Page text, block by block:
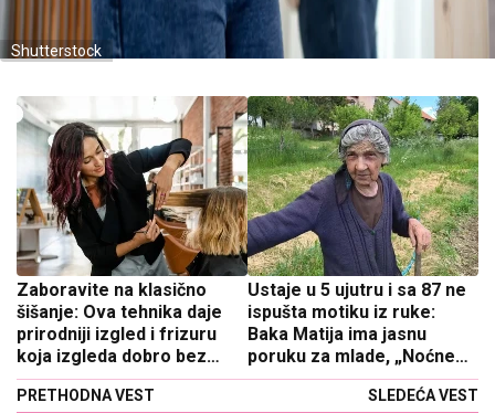
Shutterstock
Zaboravite na klasično
šišanje: Ova tehnika daje
prirodniji izgled i frizuru
koja izgleda dobro bez
feniranja
PRETHODNA VEST
Ustaje u 5 ujutru i sa 87 ne
ispušta motiku iz ruke:
Baka Matija ima jasnu
poruku za mlade, „Noćne
lokale bih zatvorila u
SLEDEĆA VEST